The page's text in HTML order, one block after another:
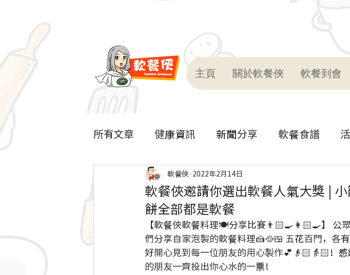
主頁 關於軟餐俠 軟餐到會
所有文章 健康資訊 新聞分享 軟餐食譜
軟餐到會
軟餐俠邀請你選出軟餐人氣大獎 |
餅全部都是軟餐
軟餐俠 2022年2月14日
【軟餐俠軟餐料理🍽分享比賽👨🏻‍🍳👩🏻‍🍳】 公
們分享自家泡製的軟餐料理🍰🥘🍱 五花百門，各
好開心見到每一位朋友的用心製作💕👴🏻👵🏻！
的朋友一齊投出你心水的一票！